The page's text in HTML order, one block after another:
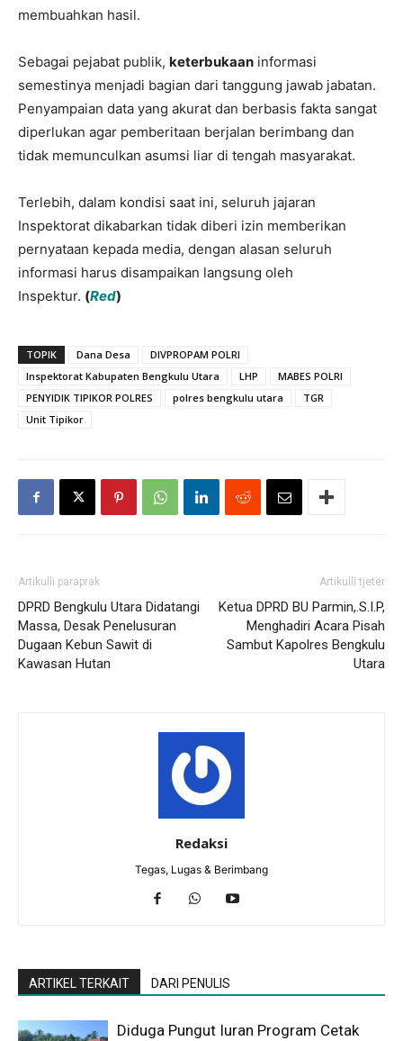
membuahkan hasil.
Sebagai pejabat publik, keterbukaan informasi
semestinya menjadi bagian dari tanggung jawab jabatan.
Penyampaian data yang akurat dan berbasis fakta sangat
diperlukan agar pemberitaan berjalan berimbang dan
tidak memunculkan asumsi liar di tengah masyarakat.
Terlebih, dalam kondisi saat ini, seluruh jajaran
Inspektorat dikabarkan tidak diberi izin memberikan
pernyataan kepada media, dengan alasan seluruh
informasi harus disampaikan langsung oleh
Inspektur. (Red)
TOPIK Dana Desa
DIVPROPAM POLRI
Inspektorat Kabupaten Bengkulu Utara
LHP
MABES POLRI
PENYIDIK TIPIKOR POLRES
polres bengkulu utara
TGR
Unit Tipikor
Artikulli paraprak
DPRD Bengkulu Utara Didatangi
Massa, Desak Penelusuran
Dugaan Kebun Sawit di
Kawasan Hutan
Artikulli tjetër
Ketua DPRD BU Parmin,.S.I.P,
Menghadiri Acara Pisah
Sambut Kapolres Bengkulu
Utara
Redaksi
Tegas, Lugas & Berimbang
ARTIKEL TERKAIT DARI PENULIS
Diduga Pungut Iuran Program Cetak